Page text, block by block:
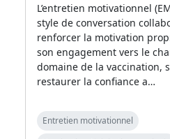
L’entretien motivationnel
style de conversation
renforcer la motivation
son engagement vers le
domaine de la vaccination,
restaurer la confiance a…
Entretien motivationnel